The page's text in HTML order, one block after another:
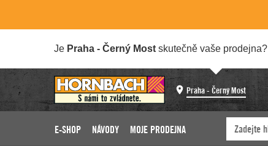
Je Praha - Černý Most skutečně vaše prodejna?
Praha - Černý Most
E-SHOP NÁVODY MOJE PRODEJNA